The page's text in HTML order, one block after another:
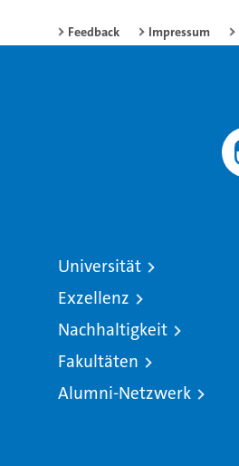
Feedback Impressum
Universität
Exzellenz
Nachhaltigkeit
Fakultäten
Alumni-Netzwerk